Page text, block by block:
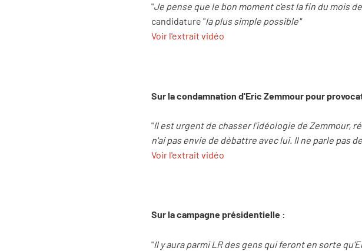
"Je pense que le bon moment c'est la fin du mois
candidature "la plus simple possible"
Voir l'extrait vidéo
Sur la condamnation d'Eric Zemmour pour
"Il est urgent de chasser l'idéologie de Zemmour,
n'ai pas envie de débattre avec lui. Il ne parle pas
Voir l'extrait vidéo
Sur la campagne présidentielle :
"Il y aura parmi LR des gens qui feront en sorte